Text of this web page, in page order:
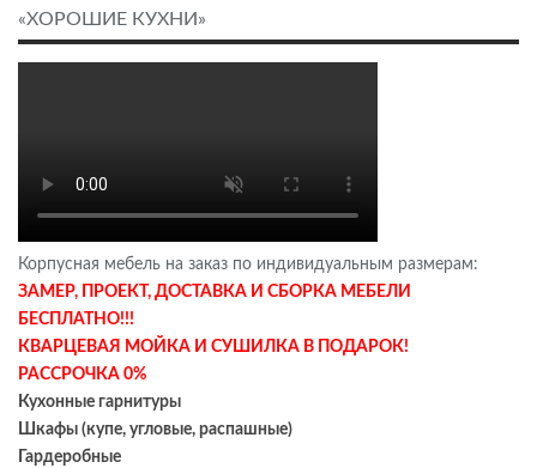
«ХОРОШИЕ КУХНИ»
Корпусная мебель на заказ по индивидуальным размерам:
ЗАМЕР, ПРОЕКТ, ДОСТАВКА И СБОРКА МЕБЕЛИ
БЕСПЛАТНО!!!
КВАРЦЕВАЯ МОЙКА И СУШИЛКА В ПОДАРОК!
РАССРОЧКА 0%
Кухонные гарнитуры
Шкафы (купе, угловые, распашные)
Гардеробные